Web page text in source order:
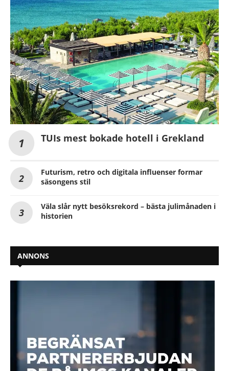
TUIs mest bokade hotell i Grekland
Futurism, retro och digitala influenser formar
säsongens stil
Väla slår nytt besöksrekord – bästa julimånaden i
historien
ANNONS